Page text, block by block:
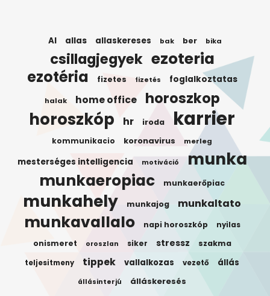
AI allas allaskereses bak ber bika
csillagjegyek ezoteria
ezotéria fizetes fizetés foglalkoztatas
halak home office horoszkop
horoszkóp hr iroda karrier
kommunikacio koronavirus merleg
mesterséges intelligencia motiváció munka
munkaeropiac munkaerőpiac
munkahely munkajog munkaltato
munkavallalo napi horoszkóp nyilas
onismeret oroszlan siker stressz szakma
teljesitmeny tippek vallalkozas vezető állás
állásinterjú álláskeresés